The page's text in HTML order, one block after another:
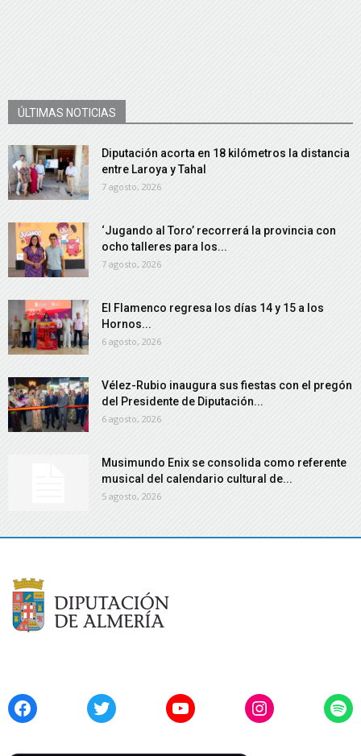
ÚLTIMAS NOTICIAS
Diputación acorta en 18 kilómetros la distancia
entre Laroya y Tahal
7 agosto, 2026
‘Jugando al Toro’ recorrerá la provincia con
ocho talleres para los...
7 agosto, 2026
El Flamenco regresa los días 14 y 15 a los
Hornos...
6 agosto, 2026
Vélez-Rubio inaugura sus fiestas con el pregón
del Presidente de Diputación...
6 agosto, 2026
Musimundo Enix se consolida como referente
musical del calendario cultural de...
5 agosto, 2026
FacebookTwitter YouTubeInstagram